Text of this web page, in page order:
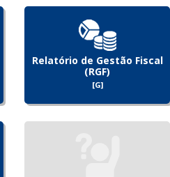
Relatório de Gestão Fiscal
(RGF)
[G]